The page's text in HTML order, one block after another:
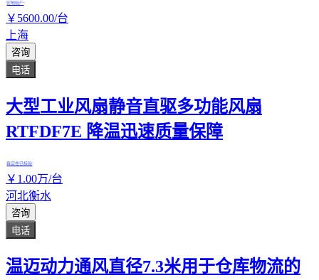
实地验厂
￥ 5600.00/台
上海
咨询
电话
大型工业风扇静音直驱多功能风扇
RTFDF7E 降温迅速质量保障
真实性已核验
￥ 1 .00万/台
河北衡水
咨询
电话
温迈动力通风直径7.3米用于仓库物流的